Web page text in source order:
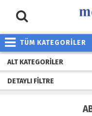
TÜM KATEGORİLER
ALT KATEGORILER
DETAYLI FILTRE